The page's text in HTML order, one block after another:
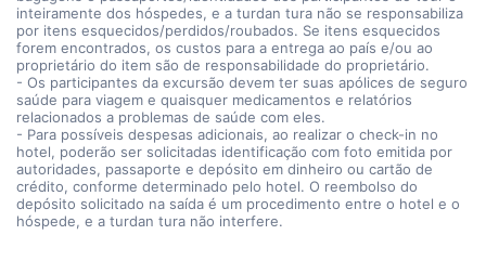
inteiramente dos hóspedes, e a turdan tura não se responsabiliza
por itens esquecidos/perdidos/roubados. Se itens esquecidos
forem encontrados, os custos para a entrega ao país e/ou ao
proprietário do item são de responsabilidade do proprietário.
- Os participantes da excursão devem ter suas apólices de seguro
saúde para viagem e quaisquer medicamentos e relatórios
relacionados a problemas de saúde com eles.
- Para possíveis despesas adicionais, ao realizar o check-in no
hotel, poderão ser solicitadas identificação com foto emitida por
autoridades, passaporte e depósito em dinheiro ou cartão de
crédito, conforme determinado pelo hotel. O reembolso do
depósito solicitado na saída é um procedimento entre o hotel e o
hóspede, e a turdan tura não interfere.